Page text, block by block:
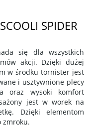
SPIDER
się dla wszystkich
akcji. Dzięki dużej
w środku tornister jest
i usztywnione plecy
oraz wysoki komfort
jest w worek na
Dzięki elementom
zmroku.